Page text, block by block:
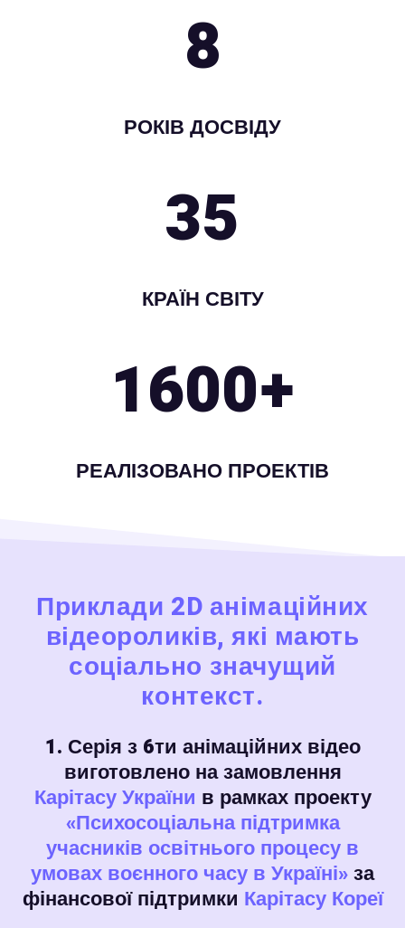
8
РОКІВ ДОСВІДУ
35
КРАЇН СВІТУ
1600+
РЕАЛІЗОВАНО ПРОЕКТІВ
Приклади 2D анімаційних
відеороликів, які мають
соціально значущий
контекст.
1. Серія з 6ти анімаційних відео
виготовлено на замовлення
Карітасу України в рамках проекту
«Психосоціальна підтримка
учасників освітнього процесу в
умовах воєнного часу в Україні»за
фінансової підтримки Карітасу Кореї